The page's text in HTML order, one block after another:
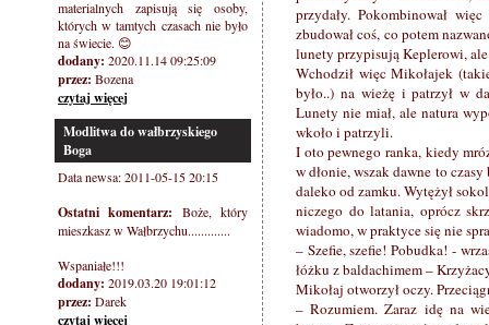
materialnych zapisują się osoby,
których w tamtych czasach nie było
na świecie. 😊
dodany: 2020.11.14 09:25:09
przez: Bozena
czytaj więcej
Modlitwa do wałbrzyskiego
Boga
Data newsa: 2011-05-15 20:15
Ostatni komentarz: Boże, który
mieszkasz w Wałbrzychu.............
Wspaniałe!!!
dodany: 2019.03.20 19:01:12
przez: Darek
czytaj więcej
przydały. Pokombinował
zbudował coś, co potem
lunety przypisują Keplerowi,
Wchodził więc Mikołajek
było..) na wieżę i patrzył w
Lunety nie miał, ale natura
wkoło i patrzyli.
I oto pewnego ranka, kiedy
w dłonie, wszak dawne to
daleko od zamku. Wytężył
niczego do latania, oprócz
wiadomo, w praktyce się nie
– Szefie, szefie! Pobudka! -
łóżku z baldachimem –
Mikołaj otworzył oczy.
– Rozumiem. Zaraz idę na